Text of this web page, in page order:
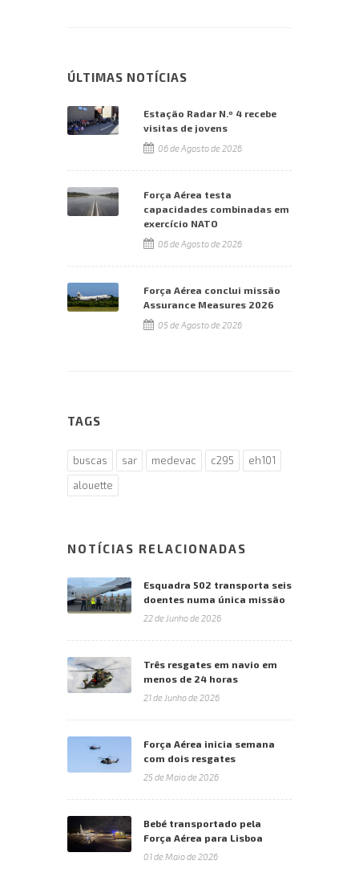
ÚLTIMAS NOTÍCIAS
Estação Radar N.º 4 recebe
visitas de jovens
06 de Agosto de 2026
Força Aérea testa
capacidades combinadas em
exercício NATO
06 de Agosto de 2026
Força Aérea conclui missão
Assurance Measures 2026
05 de Agosto de 2026
TAGS
buscas sar medevac c295
eh101
alouette
NOTÍCIAS RELACIONADAS
Esquadra 502 transporta seis
doentes numa única missão
22 de Junho de 2026
Três resgates em navio em
menos de 24 horas
21 de Junho de 2026
Força Aérea inicia semana
com dois resgates
25 de Maio de 2026
Bebé transportado pela
Força Aérea para Lisboa
01 de Maio de 2026